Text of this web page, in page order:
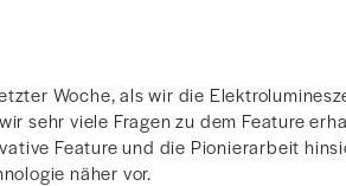
Woche, als wir die
sehr viele Fragen zu dem Feature
Feature und die Pionierarbeit
näher vor.